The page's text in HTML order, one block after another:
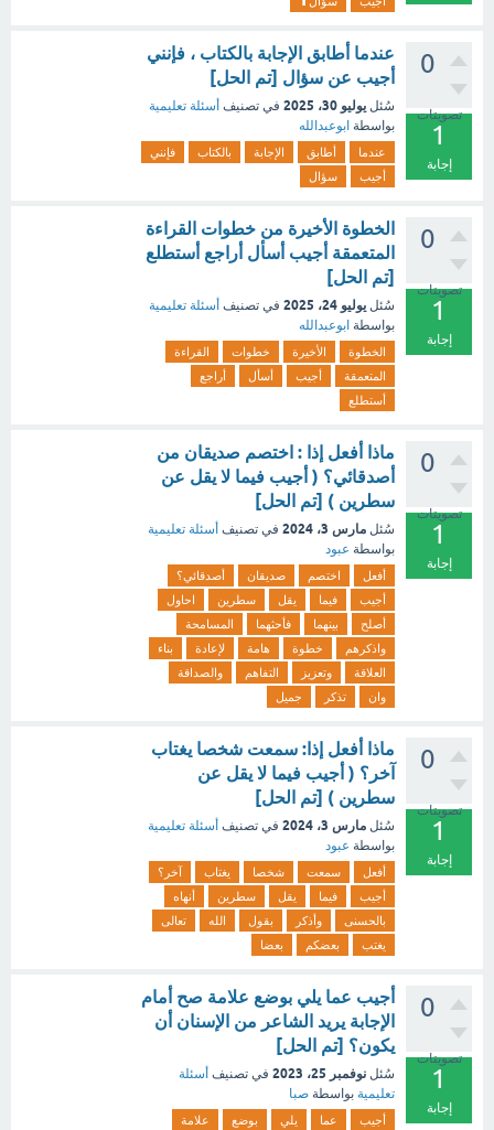
0
تصويتات
1
إجابة
عندما أطابق الإجابة بالكتاب ، فإنني
أجيب عن سؤال [تم الحل]
سُئل يوليو 30، 2025 في تصنيف أسئلة تعليمية
بواسطة ابوعبدالله
عندما أطابق الإجابة بالكتاب
فإنني
أجيب
سؤال
0
تصويتات
1
إجابة
الخطوة الأخيرة من خطوات القراءة
المتعمقة أجيب أسأل أراجع أستطلع
[تم الحل]
سُئل يوليو 24، 2025 في تصنيف أسئلة تعليمية
بواسطة ابوعبدالله
الخطوة الأخيرة خطوات
القراءة
المتعمقة
أجيب أسأل
أراجع
أستطلع
0
تصويتات
1
إجابة
ماذا أفعل إذا : اختصم صديقان من
أصدقائي؟ ( أجيب فيما لا يقل عن
سطرين ) [تم الحل]
سُئل مارس 3، 2024 في تصنيف أسئلة تعليمية
بواسطة عبود
أفعل اختصم صديقان
أصدقائي؟
أجيب
فيما يقل سطرين
احاول
أصلح
بينهما فأحثهما
المسامحة
واذكرهم
خطوة هامة لإعادة
بناء
العلاقة
وتعزيز التفاهم
والصداقة
وان
تذكر جميل
0
تصويتات
1
إجابة
ماذا أفعل إذا: سمعت شخصا يغتاب
آخر؟ ( أجيب فيما لا يقل عن
سطرين ) [تم الحل]
سُئل مارس 3، 2024 في تصنيف أسئلة تعليمية
بواسطة عبود
أفعل سمعت شخصا يغتاب
آخر؟
أجيب
فيما يقل سطرين
أنهاه
بالحسنى
وأذكر بقول الله
تعالى
يغتب
بعضكم بعضا
0
تصويتات
1
إجابة
أجيب عما يلي بوضع علامة صح أمام
الإجابة يريد الشاعر من الإسنان أن
يكون؟ [تم الحل]
سُئل نوفمبر 25، 2023 في تصنيف أسئلة
تعليمية بواسطة صبا
أجيب عما يلي بوضع علامة